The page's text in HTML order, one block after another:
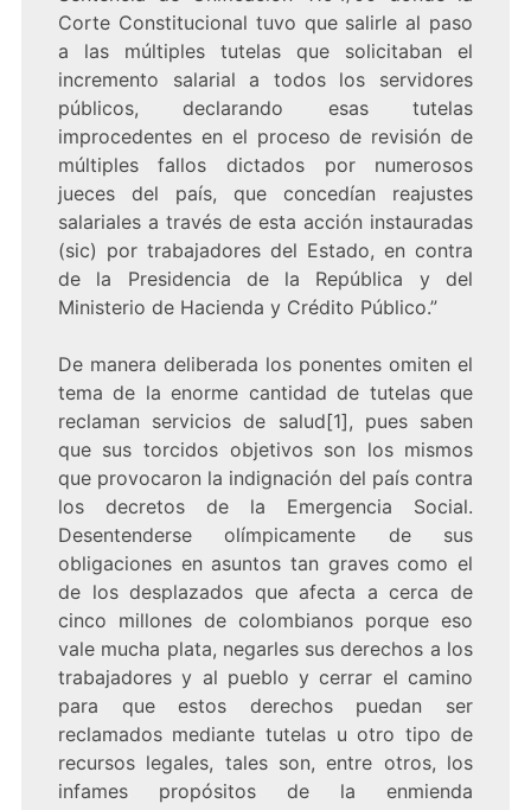
Corte Constitucional tuvo que salirle al paso
a las múltiples tutelas que solicitaban el
incremento salarial a todos los servidores
públicos, declarando esas tutelas
improcedentes en el proceso de revisión de
múltiples fallos dictados por numerosos
jueces del país, que concedían reajustes
salariales a través de esta acción instauradas
(sic) por trabajadores del Estado, en contra
de la Presidencia de la República y del
Ministerio de Hacienda y Crédito Público.”
De manera deliberada los ponentes omiten el
tema de la enorme cantidad de tutelas que
reclaman servicios de salud[1], pues saben
que sus torcidos objetivos son los mismos
que provocaron la indignación del país contra
los decretos de la Emergencia Social.
Desentenderse olímpicamente de sus
obligaciones en asuntos tan graves como el
de los desplazados que afecta a cerca de
cinco millones de colombianos porque eso
vale mucha plata, negarles sus derechos a los
trabajadores y al pueblo y cerrar el camino
para que estos derechos puedan ser
reclamados mediante tutelas u otro tipo de
recursos legales, tales son, entre otros, los
infames propósitos de la enmienda